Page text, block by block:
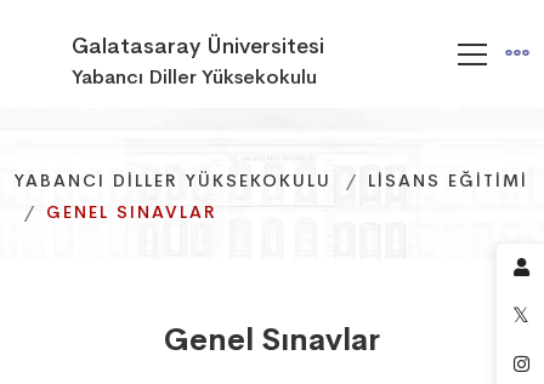
Galatasaray Üniversitesi
Yabancı Diller Yüksekokulu
YABANCI DILLER YÜKSEKOKULU
LISANS EĞITIMI
GENEL SINAVLAR
YABANCI DILLER YÜKSEKOKULU
LISANS EĞITIMI
GENEL SINAVLAR
YABANCI DILLER YÜKSEKOKULU
LISANS EĞITIMI
GENEL SINAVLAR
Genel Sınavlar